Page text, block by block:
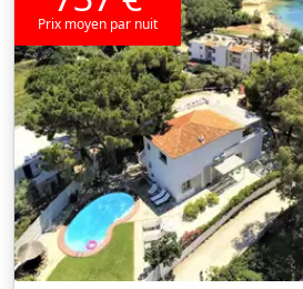
Prix moyen par nuit